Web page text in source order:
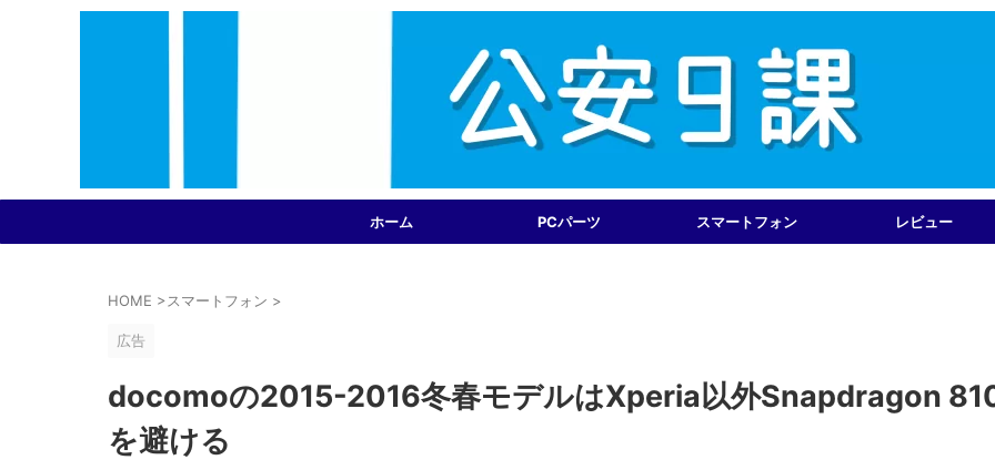
ホーム PCパーツ スマートフォン レビュー
HOME >スマートフォン >
広告
docomoの2015-2016冬春モデルはXperia以外Snapdragon
を避ける